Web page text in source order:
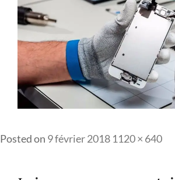
Posted on 9 février 2018 Full
1120 × 640